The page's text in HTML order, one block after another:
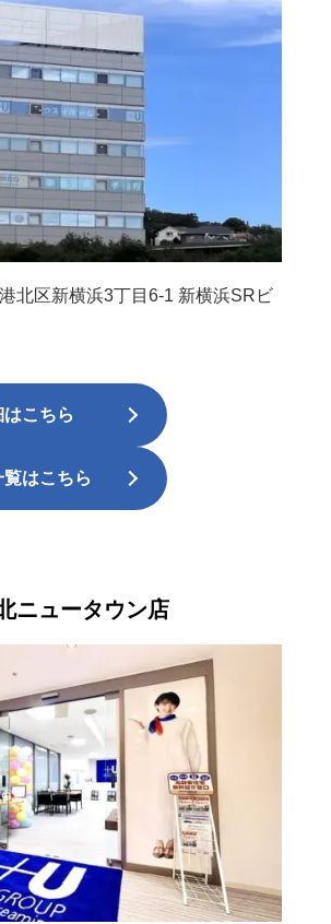
北区新横浜3丁目6-1 新横浜SRビ
はこちら
はこちら
ニュータウン店